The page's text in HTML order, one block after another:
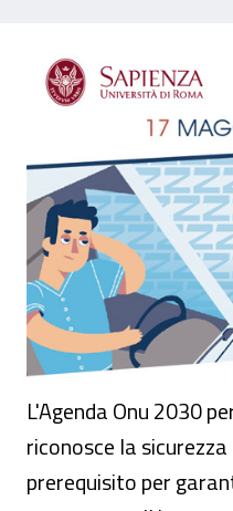
Convegno -
L'Agenda Onu 2030
riconosce la
prerequisito per